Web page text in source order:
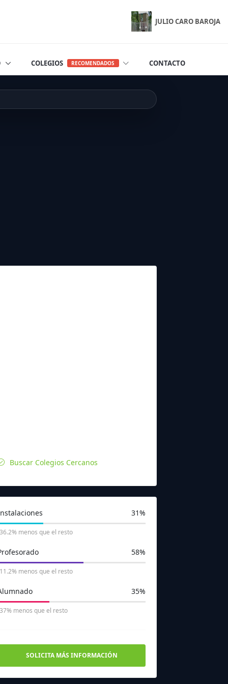
JULIO CARO BAROJA
COLEGIOS RECOMENDADOS CONTACTO
Buscar Colegios Cercanos
31%
menos que el resto
58%
menos que el resto
35%
menos que el resto
SOLICITA MÁS INFORMACIÓN